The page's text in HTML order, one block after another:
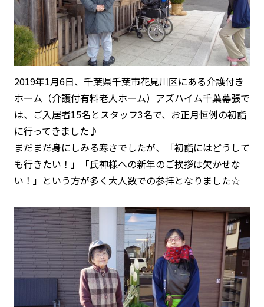
2019年1月6日、千葉県千葉市花見川区にある介護付き
ホーム（介護付有料老人ホーム）アズハイム千葉幕張で
は、ご入居者15名とスタッフ3名で、お正月恒例の初詣
に行ってきました♪
まだまだ身にしみる寒さでしたが、「初詣にはどうして
も行きたい！」「氏神様への新年のご挨拶は欠かせな
い！」という方が多く大人数での参拝となりました☆